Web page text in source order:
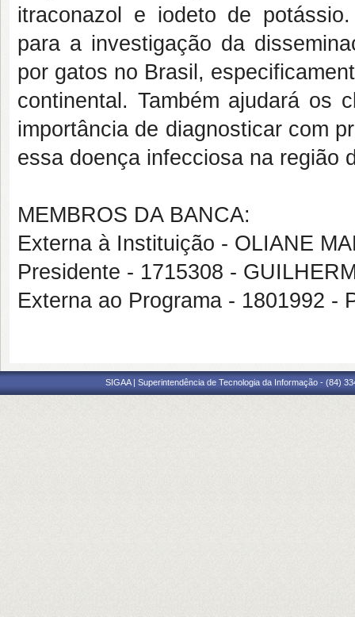
itraconazol e iodeto de
para a investigação da
por gatos no Brasil,
continental. Também ajudará os
importância de diagnosticar com
essa doença infecciosa na região
MEMBROS DA BANCA:
Externa à Instituição - OLIANE
Presidente - 1715308 -
Externa ao Programa - 1801992 -
SIGAA | Superintendência de Tecnologia da Informação - (84)